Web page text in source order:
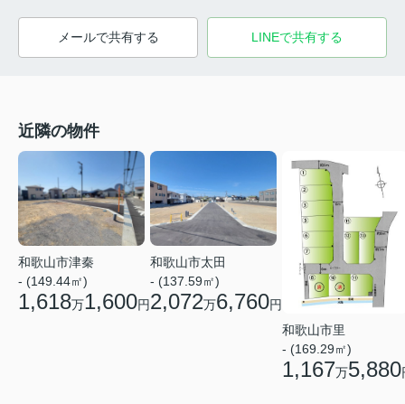
メールで共有する LINEで共有する
近隣の物件
和歌山市津秦
- (149.44㎡)
1,618万1,600円
和歌山市太田
- (137.59㎡)
2,072万6,760円
和歌山市里
- (169.29㎡)
1,167万5,880